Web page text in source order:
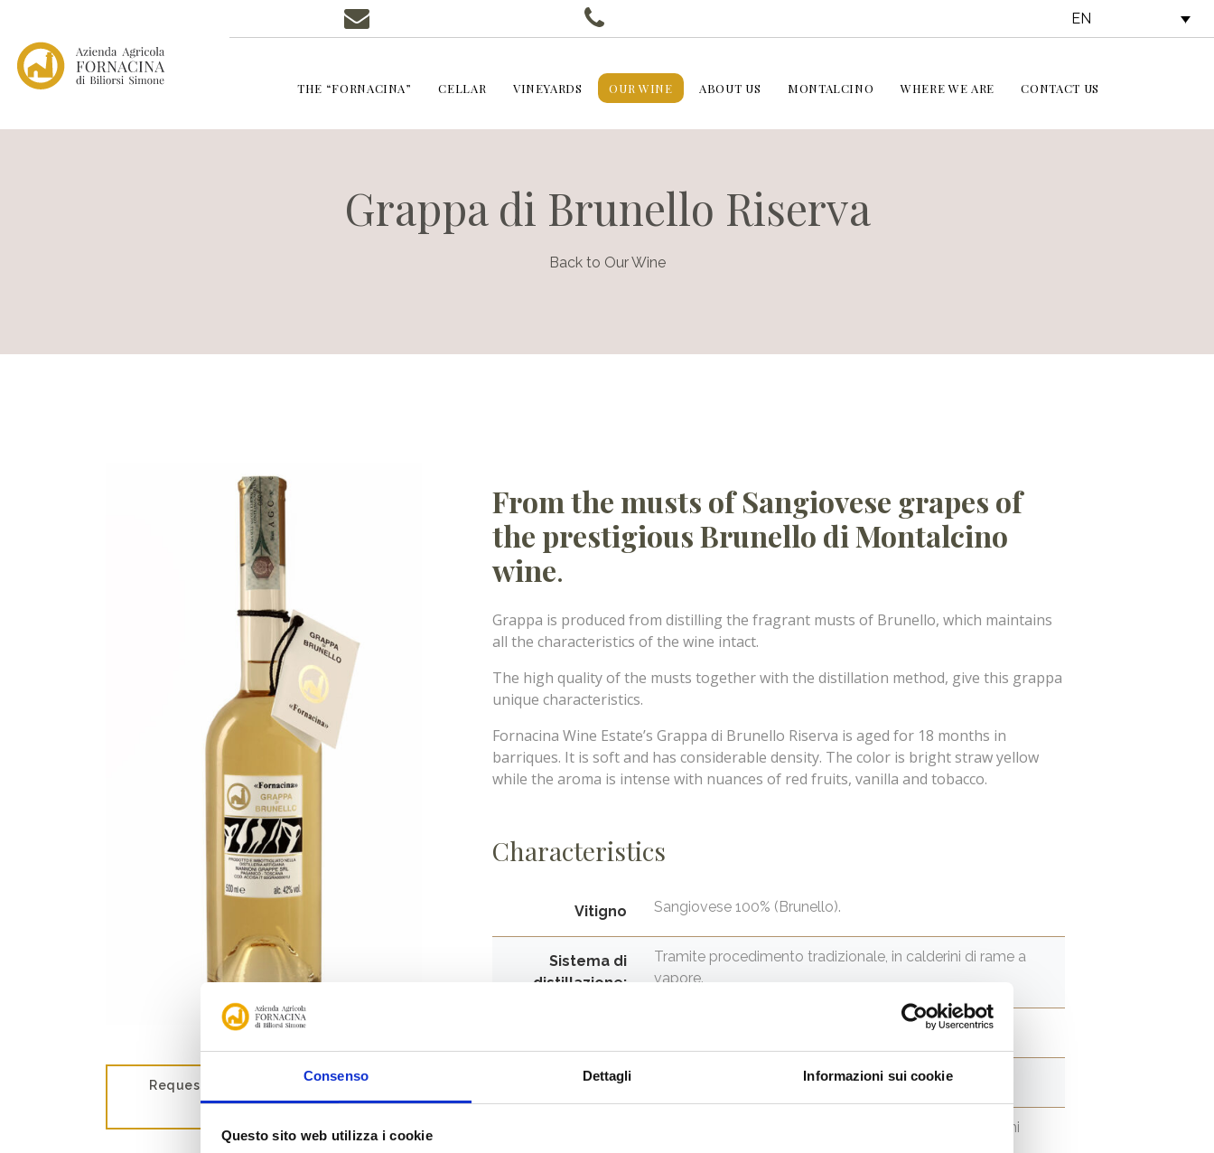
Consenso Dettagli Informazioni sui cookie
Questo sito web utilizza i cookie
EN
THE “FORNACINA” CELLAR VINEYARDS OUR WINE ABOUT US MONTALCINO WHERE WE ARE CONTACT US
Grappa di Brunello Riserva
Back to Our Wine
Request information for Grappa di
Brunello Riserva
From the musts of Sangiovese grapes of
the prestigious Brunello di Montalcino
wine.
Grappa is produced from distilling the fragrant musts of Brunello, which maintains
all the characteristics of the wine intact.
The high quality of the musts together with the distillation method, give this grappa
unique characteristics.
Fornacina Wine Estate’s Grappa di Brunello Riserva is aged for 18 months in
barriques. It is soft and has considerable density. The color is bright straw yellow
while the aroma is intense with nuances of red fruits, vanilla and tobacco.
Characteristics
Vitigno Sangiovese 100% (Brunello).
Sistema di
distillazione:
Tramite procedimento tradizionale, in calderini di rame a
vapore.
Profumo: Intenso ma garbato, delicatamente fruttato
Rotondo e fine, grazie al perfettto equilibrio degli aromi